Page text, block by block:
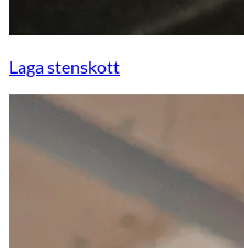
Laga stenskott